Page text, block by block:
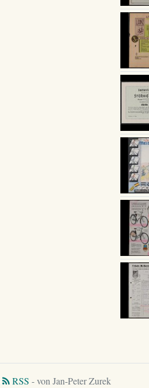
RSS - von Jan-Peter Zurek